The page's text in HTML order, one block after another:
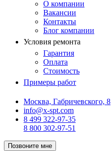
О компании
Вакансии
Контакты
Блог компании
Условия ремонта
Гарантия
Оплата
Стоимость
Примеры работ
Москва, Габричевского, 8
info@x-spt.com
8 499 322-97-35
8 800 302-97-51
Позвоните мне